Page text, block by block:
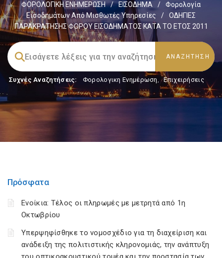
ΦΟΡΟΛΟΓΙΚΗ ΕΝΗΜΕΡΩΣΗ
/ ΕΙΣΟΔΗΜΑ /
Φορολογία
Εισοδημάτων Από Μισθωτές Υπηρεσίες
/
ΟΔΗΓΙΕΣ
ΠΑΡΑΚΡΑΤΗΣΗΣ ΦΟΡΟΥ ΕΙΣΟΔΗΜΑΤΟΣ ΚΑΤΑ ΤΟ ΕΤΟΣ 2011
Συχνές Αναζητήσεις: Φορολογικη Ενημέρωση, Επιχειρήσεις
Πρόσφατα
Ενοίκια: Τέλος οι πληρωμές με μετρητά από 1η
Οκτωβρίου
Υπερψηφίσθηκε το νομοσχέδιο για τη διαχείριση και
ανάδειξη της πολιτιστικής κληρονομιάς, την ανάπτυξη